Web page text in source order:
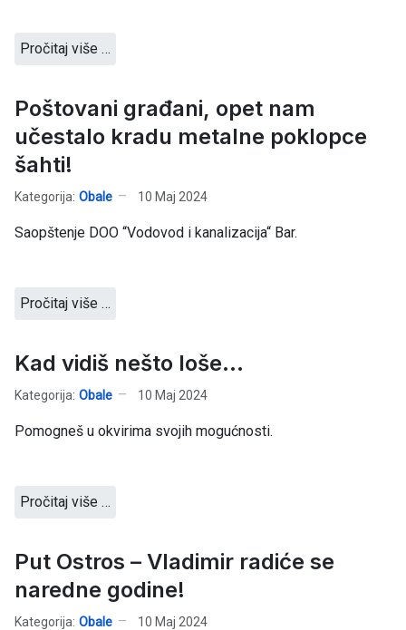
Pročitaj više …
Poštovani građani, opet nam
učestalo kradu metalne poklopce
šahti!
Kategorija: Obale 10 Maj 2024
Saopštenje DOO “Vodovod i kanalizacija“ Bar.
Pročitaj više …
Kad vidiš nešto loše...
Kategorija: Obale 10 Maj 2024
Pomogneš u okvirima svojih mogućnosti.
Pročitaj više …
Put Ostros – Vladimir radiće se
naredne godine!
Kategorija: Obale 10 Maj 2024